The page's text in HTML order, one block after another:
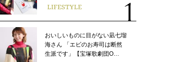
LIFESTYLE
おいしいものに目がない凪七瑠
海さん 「エビのお寿司は断然
生派です」【宝塚歌劇団O…